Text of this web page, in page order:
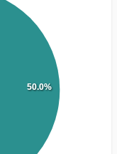
50.0%